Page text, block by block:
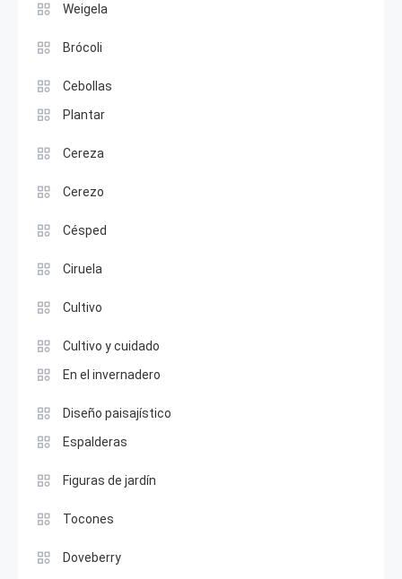
Weigela
Brócoli
Cebollas
Plantar
Cereza
Cerezo
Césped
Ciruela
Cultivo
Cultivo y cuidado
En el invernadero
Diseño paisajístico
Espalderas
Figuras de jardín
Tocones
Doveberry